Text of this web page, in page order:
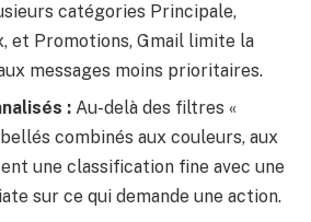
catégories Principale,
et Promotions, Gmail limite la
messages moins prioritaires.
: Au-delà des filtres «
combinés aux couleurs, aux
une classification fine avec une
sur ce qui demande une action.